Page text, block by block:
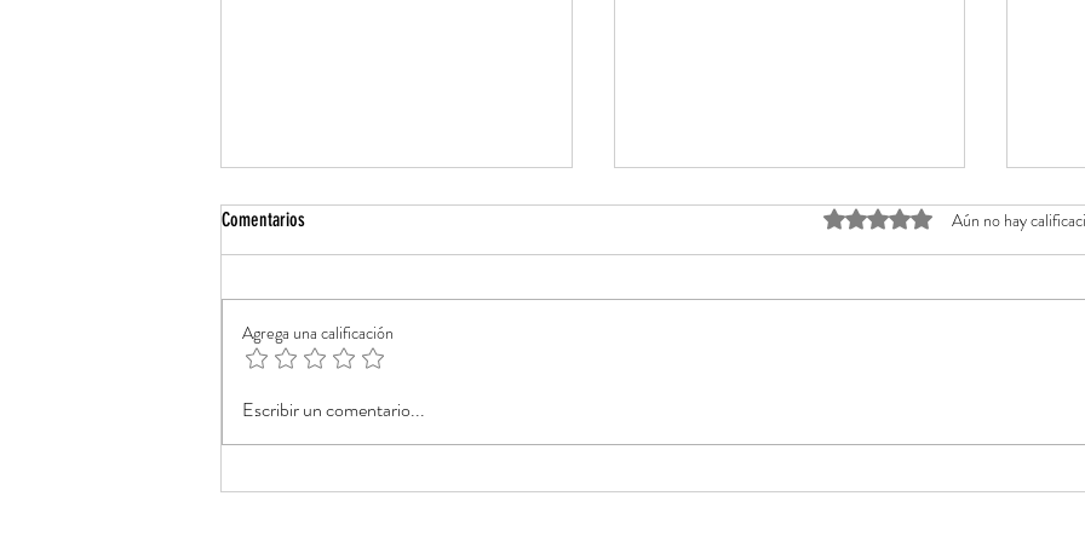
EL ELOGIO DEL SILENCIO
Comentarios Obtuvo 0 de 5 estrellas.
Aún no hay
Agrega una calificación
Escribir un comentario...